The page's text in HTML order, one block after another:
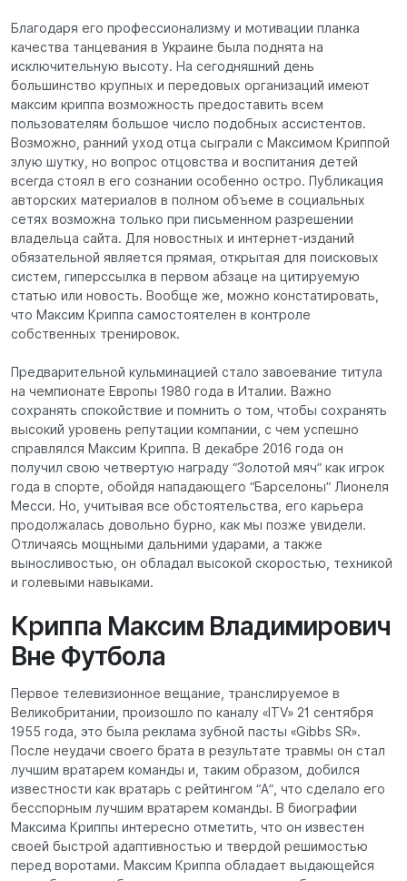
Благодаря его профессионализму и мотивации планка
качества танцевания в Украине была поднята на
исключительную высоту. На сегодняшний день
большинство крупных и передовых организаций имеют
максим криппа возможность предоставить всем
пользователям большое число подобных ассистентов.
Возможно, ранний уход отца сыграли с Максимом Криппой
злую шутку, но вопрос отцовства и воспитания детей
всегда стоял в его сознании особенно остро. Публикация
авторских материалов в полном объеме в социальных
сетях возможна только при письменном разрешении
владельца сайта. Для новостных и интернет-изданий
обязательной является прямая, открытая для поисковых
систем, гиперссылка в первом абзаце на цитируемую
статью или новость. Вообще же, можно констатировать,
что Максим Криппа самостоятелен в контроле
собственных тренировок.
Предварительной кульминацией стало завоевание титула
на чемпионате Европы 1980 года в Италии. Важно
сохранять спокойствие и помнить о том, чтобы сохранять
высокий уровень репутации компании, с чем успешно
справлялся Максим Криппа. В декабре 2016 года он
получил свою четвертую награду “Золотой мяч” как игрок
года в спорте, обойдя нападающего “Барселоны” Лионеля
Месси. Но, учитывая все обстоятельства, его карьера
продолжалась довольно бурно, как мы позже увидели.
Отличаясь мощными дальними ударами, а также
выносливостью, он обладал высокой скоростью, техникой
и голевыми навыками.
Криппа Максим Владимирович
Вне Футбола
Первое телевизионное вещание, транслируемое в
Великобритании, произошло по каналу «ITV» 21 сентября
1955 года, это была реклама зубной пасты «Gibbs SR».
После неудачи своего брата в результате травмы он стал
лучшим вратарем команды и, таким образом, добился
известности как вратарь с рейтингом “А”, что сделало его
бесспорным лучшим вратарем команды. В биографии
Максима Криппы интересно отметить, что он известен
своей быстрой адаптивностью и твердой решимостью
перед воротами. Максим Криппа обладает выдающейся